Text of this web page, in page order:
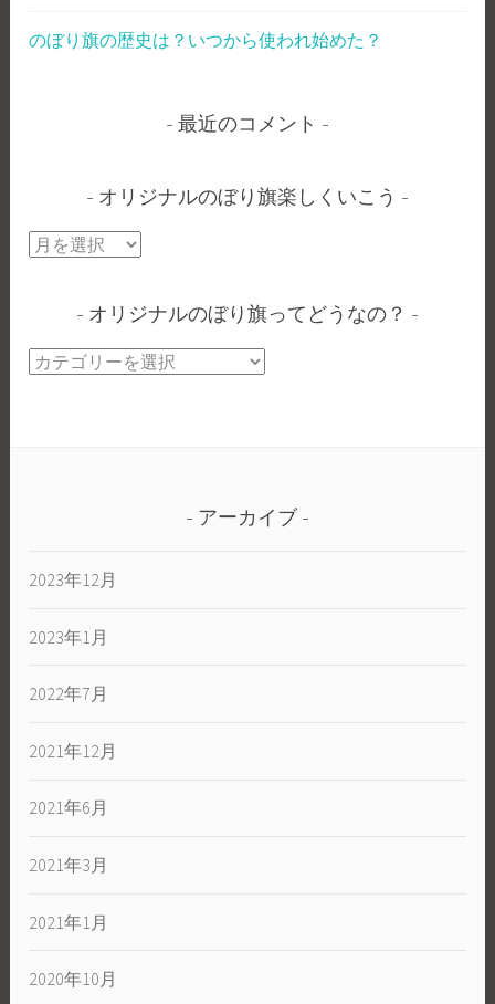
のぼり旗の歴史は？いつから使われ始めた？
最近のコメント
オリジナルのぼり旗楽しくいこう
オ
ル
の
い
う
オリジナルのぼり旗ってどうなの？
オ
旗
て
う
の？
アーカイブ
2023年12月
2023年1月
2022年7月
2021年12月
2021年6月
2021年3月
2021年1月
2020年10月